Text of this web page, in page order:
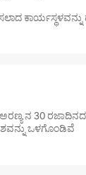
ನ 30
ಒಳಗೊಂಡಿವೆ